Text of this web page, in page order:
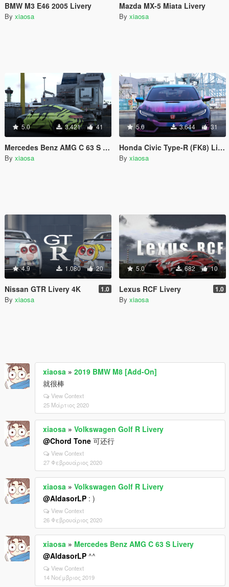
BMW M3 E46 2005 Livery
By xiaosa
Mazda MX-5 Miata Livery
By xiaosa
5.0 3.421 41
Mercedes Benz AMG C 63 S Livery
By xiaosa
5.0 3.644 31
Honda Civic Type-R (FK8) Livery
By xiaosa
4.9 1.080 20
Nissan GTR Livery 4K 1.0
By xiaosa
5.0 682 10
Lexus RCF Livery 1.0
By xiaosa
xiaosa » 2019 BMW M8 [Add-On]
就很棒
View Context
25 Μάρτιος 2020
xiaosa » Volkswagen Golf R Livery
@Chord Tone 可还行
View Context
27 Φεβρουάριος 2020
xiaosa » Volkswagen Golf R Livery
@AldasorLP : )
View Context
26 Φεβρουάριος 2020
xiaosa » Mercedes Benz AMG C 63 S Livery
@AldasorLP ^^
View Context
14 Νοέμβριος 2019